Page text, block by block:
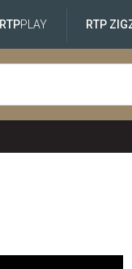
RTPPLAY RTP